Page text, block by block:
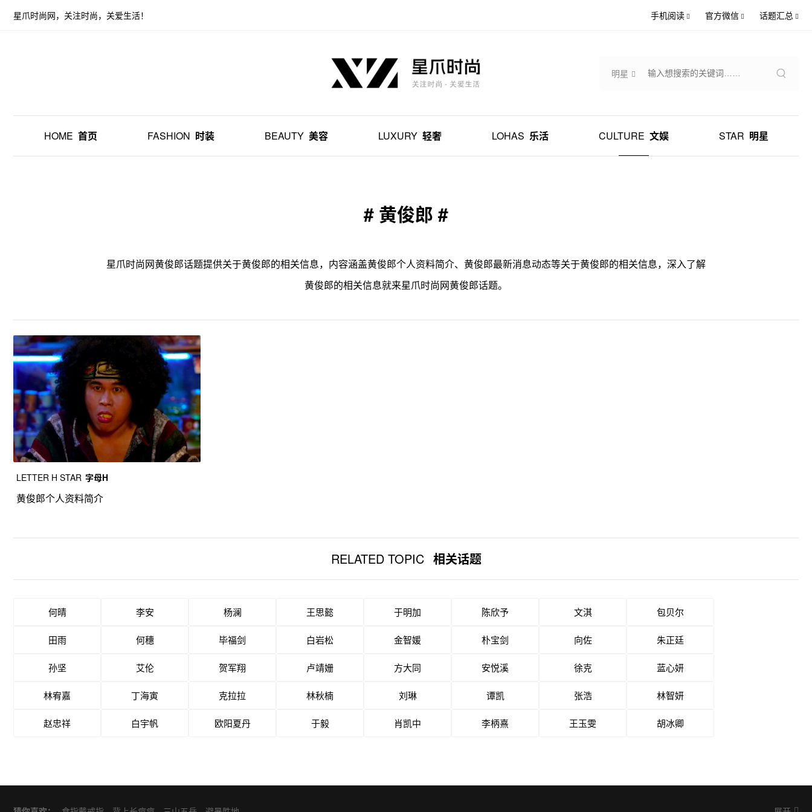
星爪时尚网，关注时尚，关爱生活！ 手机阅读 官方微信 话题汇总
明星
HOME 首页 FASHION 时装 BEAUTY 美容 LUXURY 轻奢 LOHAS 乐活 CULTURE 文娱 STAR 明星
# 黄俊郎 #
星爪时尚网黄俊郎话题提供关于黄俊郎的相关信息，内容涵盖黄俊郎个人资料简介、黄俊郎最新消息动态等关于黄俊郎的相关信息，深入了解
黄俊郎的相关信息就来星爪时尚网黄俊郎话题。
LETTER H STAR 字母H
黄俊郎个人资料简介
RELATED TOPIC 相关话题
何晴 李安 杨澜 王思懿 于明加 陈欣予 文淇 包贝尔
田雨 何穗 毕福剑 白岩松 金智媛 朴宝剑 向佐 朱正廷
孙坚 艾伦 贺军翔 卢靖姗 方大同 安悦溪 徐克 蓝心妍
林宥嘉 丁海寅 克拉拉 林秋楠 刘琳 谭凯 张浩 林智妍
赵忠祥 白宇帆 欧阳夏丹 于毅 肖凯中 李柄熹 王玉雯 胡冰卿